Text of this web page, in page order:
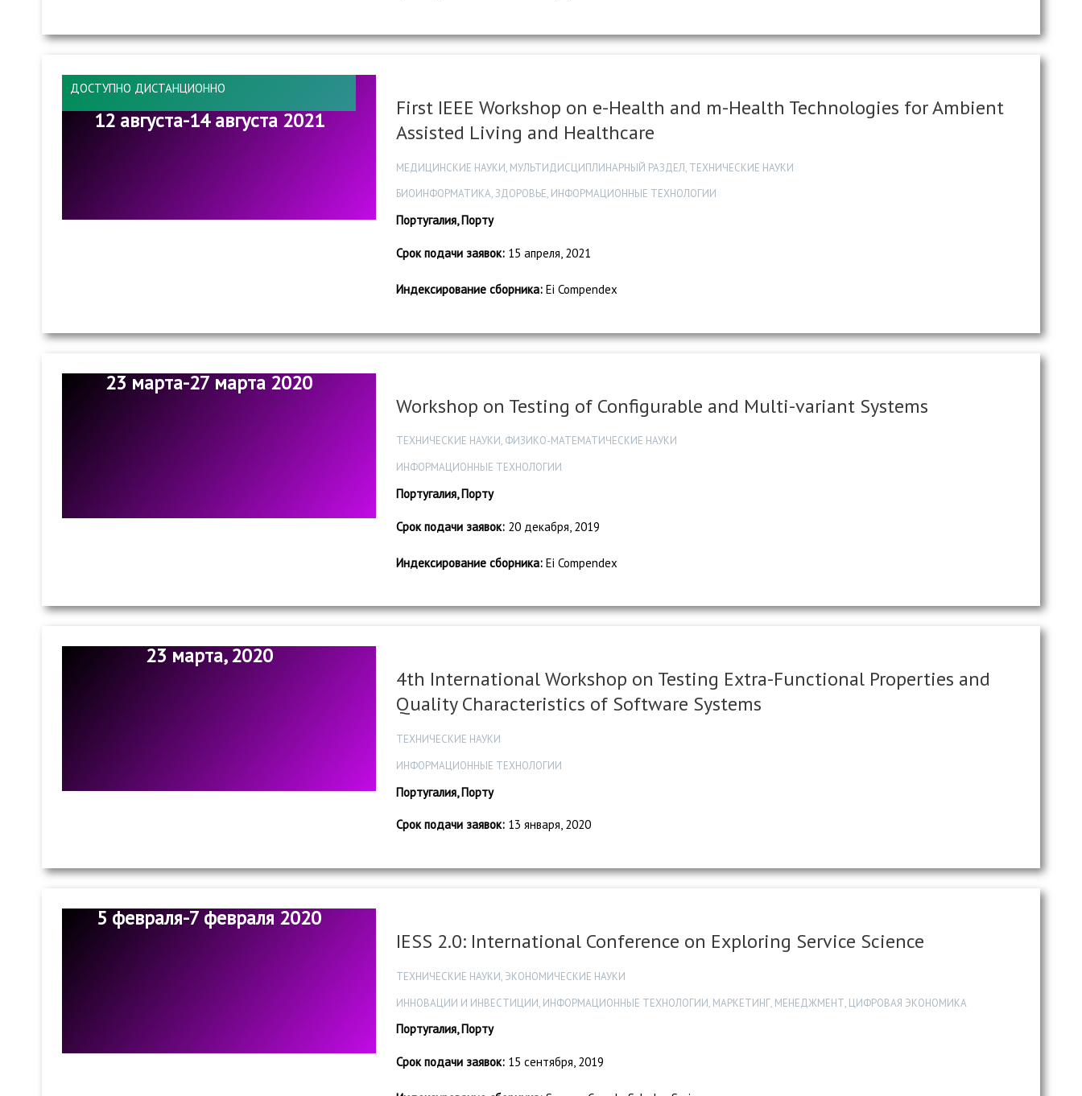
ДОСТУПНО ДИСТАНЦИОННО
12 августа-14 августа 2021
First IEEE Workshop on e-Health and m-Health Technologies for Ambient
Assisted Living and Healthcare
МЕДИЦИНСКИЕ НАУКИ, МУЛЬТИДИСЦИПЛИНАРНЫЙ РАЗДЕЛ, ТЕХНИЧЕСКИЕ НАУКИ
БИОИНФОРМАТИКА, ЗДОРОВЬЕ, ИНФОРМАЦИОННЫЕ ТЕХНОЛОГИИ
Португалия, Порту
Срок подачи заявок: 15 апреля, 2021
Индексирование сборника: Ei Compendex
23 марта-27 марта 2020
Workshop on Testing of Configurable and Multi-variant Systems
ТЕХНИЧЕСКИЕ НАУКИ, ФИЗИКО-МАТЕМАТИЧЕСКИЕ НАУКИ
ИНФОРМАЦИОННЫЕ ТЕХНОЛОГИИ
Португалия, Порту
Срок подачи заявок: 20 декабря, 2019
Индексирование сборника: Ei Compendex
23 марта, 2020
4th International Workshop on Testing Extra-Functional Properties and
Quality Characteristics of Software Systems
ТЕХНИЧЕСКИЕ НАУКИ
ИНФОРМАЦИОННЫЕ ТЕХНОЛОГИИ
Португалия, Порту
Срок подачи заявок: 13 января, 2020
5 февраля-7 февраля 2020
IESS 2.0: International Conference on Exploring Service Science
ТЕХНИЧЕСКИЕ НАУКИ, ЭКОНОМИЧЕСКИЕ НАУКИ
ИННОВАЦИИ И ИНВЕСТИЦИИ, ИНФОРМАЦИОННЫЕ ТЕХНОЛОГИИ, МАРКЕТИНГ, МЕНЕДЖМЕНТ, ЦИФРОВАЯ ЭКОНОМИКА
Португалия, Порту
Срок подачи заявок: 15 сентября, 2019